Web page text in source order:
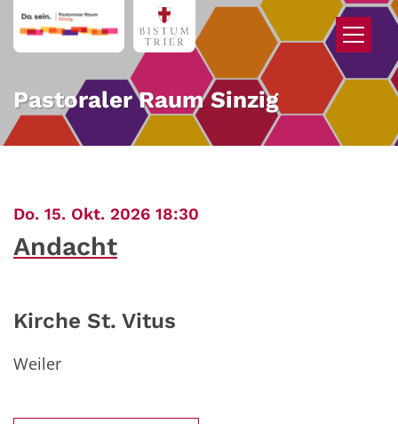
Zum Inhalt springen
Pastoraler Raum Sinzig
Do. 15. Okt. 2026 18:30
Andacht
Kirche St. Vitus
Weiler